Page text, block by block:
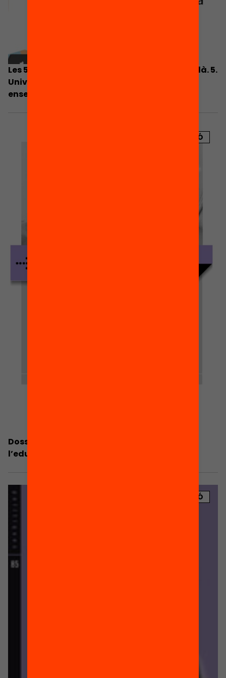
Les 5 prioritats per al sistema educatiu català. 5.
Universalitzar l’accés i la compleció dels
ensenyaments secundaris postobligatoris.
PUBLICACIÓ
Dossier de premsa ampliat. L’estat de
l’educació a Catalunya. Anuari 2016
PUBLICACIÓ